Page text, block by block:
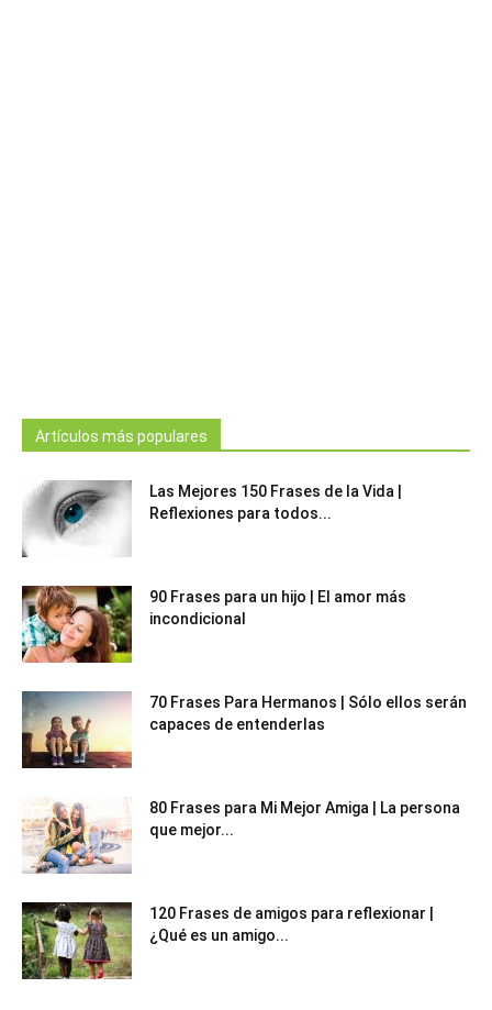
Artículos más populares
Las Mejores 150 Frases de la Vida |
Reflexiones para todos...
90 Frases para un hijo | El amor más
incondicional
70 Frases Para Hermanos | Sólo ellos serán
capaces de entenderlas
80 Frases para Mi Mejor Amiga | La persona
que mejor...
120 Frases de amigos para reflexionar |
¿Qué es un amigo...